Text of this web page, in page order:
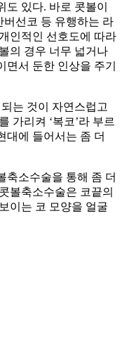
있다. 바로 콧볼이
버선코 등 유행하는 라
인적인 선호도에 따라
의 경우 너무 넓거나
서 둔한 인상을 주기
는 것이 자연스럽고
가리켜 ‘복코’라 부르
대에 들어서는 좀 더
축소수술을 통해 좀 더
볼축소수술은 코끝의
이는 코 모양을 얼굴